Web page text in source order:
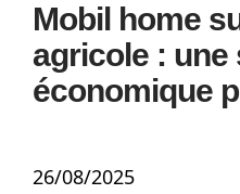
Mobil home
agricole : une
économique
26/08/2025